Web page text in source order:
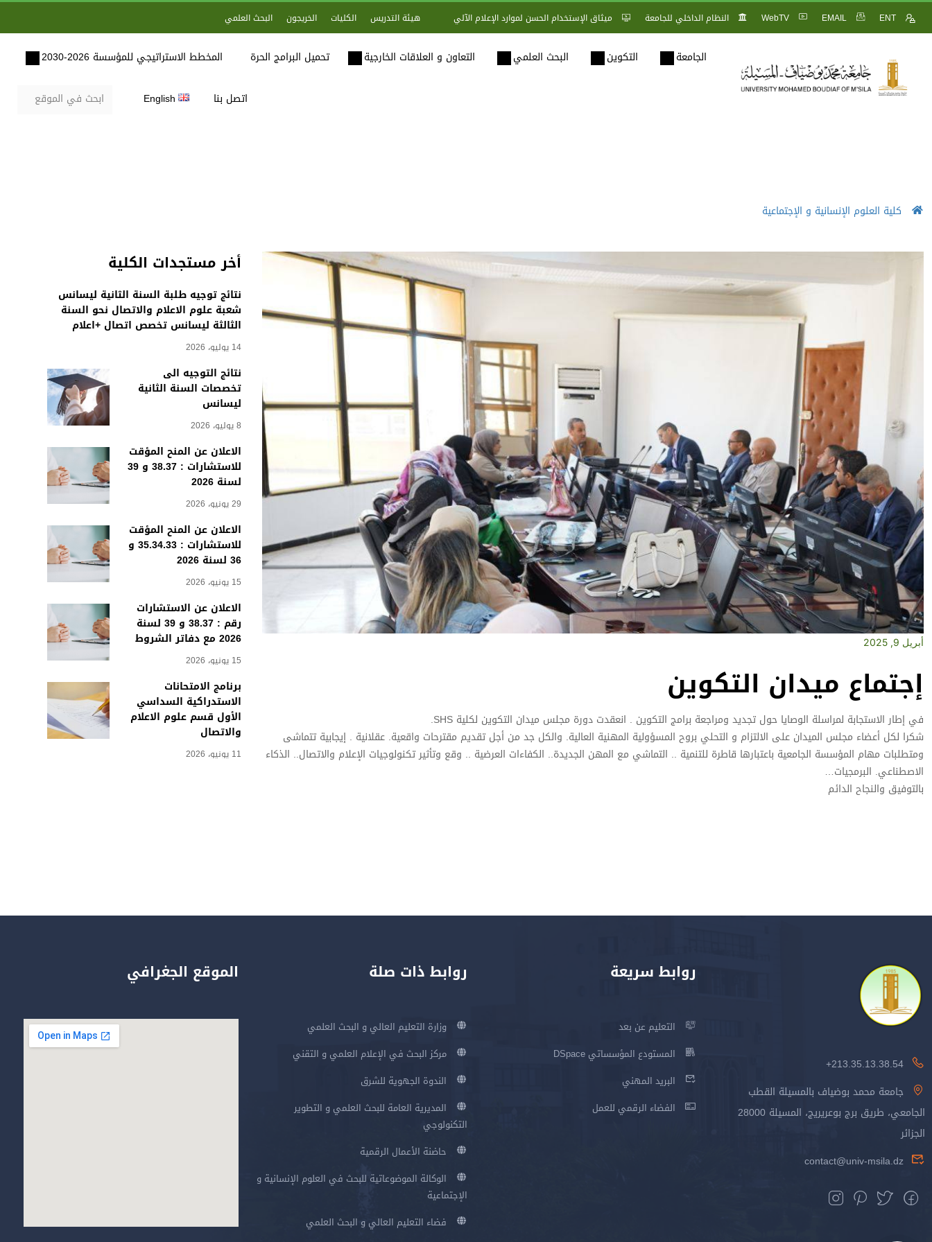
ENT
EMAIL
WebTV النظام الداخلي للجامعة ميثاق الإستخدام الحسن لموارد الإعلام الآلي هيئة التدريس الكليات الخريجون البحث العلمي
الجامعة التكوين البحث العلمي التعاون و العلاقات الخارجية تحميل البرامج الحرة المخطط الاستراتيجي للمؤسسة 2026-2030
اتصل بنا English
كلية العلوم الإنسانية و الإجتماعية
أخر مستجدات الكلية
نتائج توجيه طلبة السنة الثانية ليسانس
شعبة علوم الاعلام والاتصال نحو السنة
الثالثة ليسانس تخصص اتصال +اعلام
14 يوليو، 2026
نتائج التوجيه الى
تخصصات السنة الثانية
ليسانس
8 يوليو، 2026
الاعلان عن المنح المؤقت
للاستشارات : 38.37 و 39
لسنة 2026
29 يونيو، 2026
الاعلان عن المنح المؤقت
للاستشارات : 35.34.33 و
36 لسنة 2026
15 يونيو، 2026
الاعلان عن الاستشارات
رقم : 38.37 و 39 لسنة
2026 مع دفاتر الشروط
15 يونيو، 2026
برنامج الامتحانات
الاستدراكية السداسي
الأول قسم علوم الاعلام
والاتصال
11 يونيو، 2026
أبريل 9, 2025
إجتماع ميدان التكوين
في إطار الاستجابة لمراسلة الوصايا حول تجديد ومراجعة برامج التكوين . انعقدت دورة مجلس ميدان التكوين لكلية SHS.
شكرا لكل أعضاء مجلس الميدان على الالتزام و التحلي بروح المسؤولية المهنية العالية. والكل جد من أجل تقديم مقترحات واقعية. عقلانية . إيجابية تتماشى
ومتطلبات مهام المؤسسة الجامعية باعتبارها قاطرة للتنمية .. التماشي مع المهن الجديدة.. الكفاءات العرضية .. وقع وتأثير تكنولوجيات الإعلام والاتصال.. الذكاء
الاصطناعي. البرمجيات…
بالتوفيق والنجاح الدائم
213.35.13.38.54+
جامعة محمد بوضياف بالمسيلة القطب
الجامعي، طريق برج بوعريريج، المسيلة 28000
الجزائر
contact@univ-msila.dz
روابط سريعة
التعليم عن بعد
المستودع المؤسساتي DSpace
البريد المهني
الفضاء الرقمي للعمل
روابط ذات صلة
وزارة التعليم العالي و البحث العلمي
مركز البحث في الإعلام العلمي و التقني
الندوة الجهوية للشرق
المديرية العامة للبحث العلمي و التطوير
التكنولوجي
حاضنة الأعمال الرقمية
الوكالة الموضوعاتية للبحث في العلوم الإنسانية و
الإجتماعية
فضاء التعليم العالي و البحث العلمي
الموقع الجغرافي